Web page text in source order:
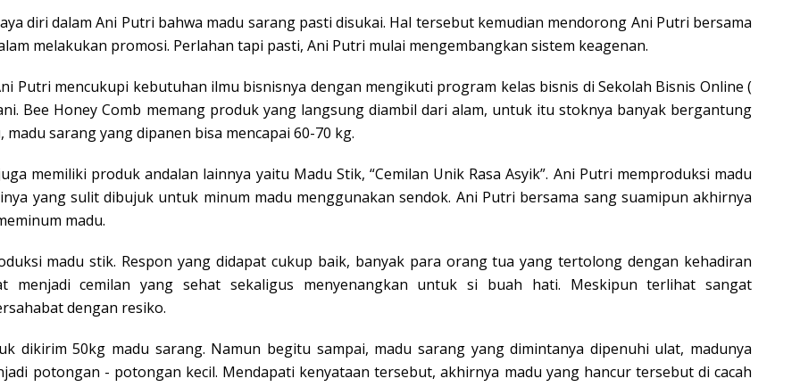
diri dalam Ani Putri bahwa madu sarang pasti disukai. Hal tersebut kemudian mendorong Ani Putri bersama
melakukan promosi. Perlahan tapi pasti, Ani Putri mulai mengembangkan sistem keagenan.
Putri mencukupi kebutuhan ilmu bisnisnya dengan mengikuti program kelas bisnis di Sekolah Bisnis Online (
Bee Honey Comb memang produk yang langsung diambil dari alam, untuk itu stoknya banyak bergantung
sarang yang dipanen bisa mencapai 60-70 kg.
memiliki produk andalan lainnya yaitu Madu Stik, “Cemilan Unik Rasa Asyik”. Ani Putri memproduksi madu
yang sulit dibujuk untuk minum madu menggunakan sendok. Ani Putri bersama sang suamipun akhirnya
madu.
madu stik. Respon yang didapat cukup baik, banyak para orang tua yang tertolong dengan kehadiran
menjadi cemilan yang sehat sekaligus menyenangkan untuk si buah hati. Meskipun terlihat sangat
dengan resiko.
dikirim 50kg madu sarang. Namun begitu sampai, madu sarang yang dimintanya dipenuhi ulat, madunya
potongan - potongan kecil. Mendapati kenyataan tersebut, akhirnya madu yang hancur tersebut di cacah